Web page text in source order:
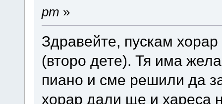
pm »
Здравейте, пускам
(второ дете). Тя има
пиано и сме решили да
хорар дали ще и хареса